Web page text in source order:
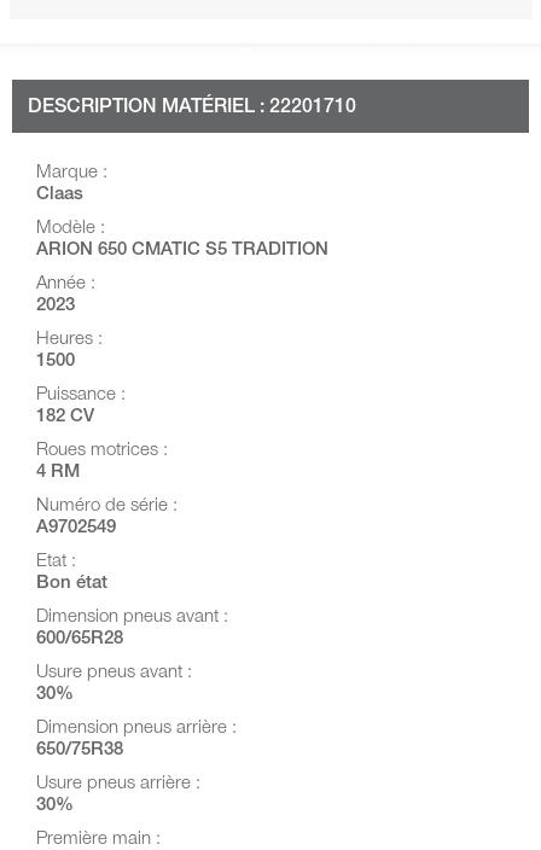
DESCRIPTION MATÉRIEL : 22201710
Marque :
Claas
Modèle :
ARION 650 CMATIC S5 TRADITION
Année :
2023
Heures :
1500
Puissance :
182 CV
Roues motrices :
4 RM
Numéro de série :
A9702549
Etat :
Bon état
Dimension pneus avant :
600/65R28
Usure pneus avant :
30%
Dimension pneus arrière :
650/75R38
Usure pneus arrière :
30%
Première main :